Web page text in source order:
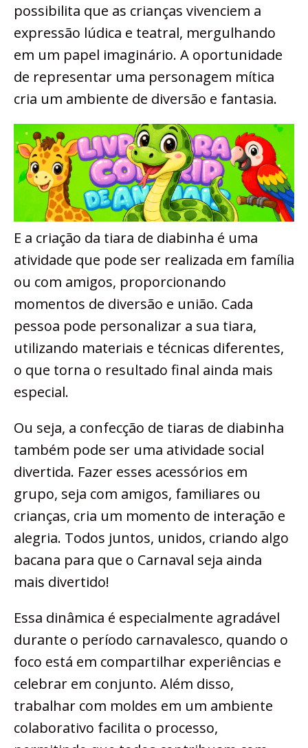
possibilita que as crianças vivenciem a
expressão lúdica e teatral, mergulhando
em um papel imaginário. A oportunidade
de representar uma personagem mítica
cria um ambiente de diversão e fantasia.
E a criação da tiara de diabinha é uma
atividade que pode ser realizada em família
ou com amigos, proporcionando
momentos de diversão e união. Cada
pessoa pode personalizar a sua tiara,
utilizando materiais e técnicas diferentes,
o que torna o resultado final ainda mais
especial.
Ou seja, a confecção de tiaras de diabinha
também pode ser uma atividade social
divertida. Fazer esses acessórios em
grupo, seja com amigos, familiares ou
crianças, cria um momento de interação e
alegria. Todos juntos, unidos, criando algo
bacana para que o Carnaval seja ainda
mais divertido!
Essa dinâmica é especialmente agradável
durante o período carnavalesco, quando o
foco está em compartilhar experiências e
celebrar em conjunto. Além disso,
trabalhar com moldes em um ambiente
colaborativo facilita o processo,